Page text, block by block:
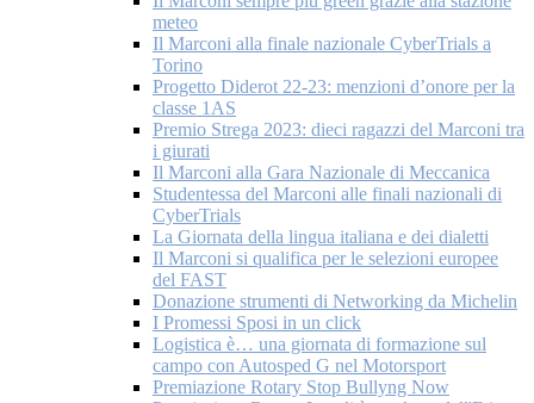
meteo
Il Marconi alla finale nazionale CyberTrials a
Torino
Progetto Diderot 22-23: menzioni d’onore per la
classe 1AS
Premio Strega 2023: dieci ragazzi del Marconi tra
i giurati
Il Marconi alla Gara Nazionale di Meccanica
Studentessa del Marconi alle finali nazionali di
CyberTrials
La Giornata della lingua italiana e dei dialetti
Il Marconi si qualifica per le selezioni europee
del FAST
Donazione strumenti di Networking da Michelin
I Promessi Sposi in un click
Logistica è… una giornata di formazione sul
campo con Autosped G nel Motorsport
Premiazione Rotary Stop Bullyng Now